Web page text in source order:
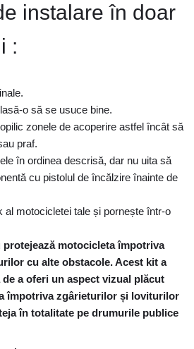
instalare în doar
:
o să se usuce bine.
zonele de acoperire astfel încât să
praf.
în ordinea descrisă, dar nu uita să
cu pistolul de încălzire înainte de
al motocicletei tale și pornește într-o
protejează motocicleta împotriva
cu alte obstacole. Acest kit a
a oferi un aspect vizual plăcut
împotriva zgârieturilor și loviturilor
în totalitate pe drumurile publice